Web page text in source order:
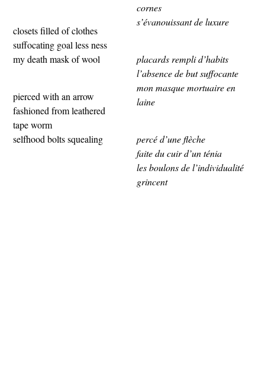
closets filled of clothes
suffocating goal less ness
my death mask of wool
pierced with an arrow
fashioned from leathered
tape worm
selfhood bolts squealing
cornes
s’évanouissant de luxure
placards rempli d’habits
l’absence de but suffocante
mon masque mortuaire en
laine
percé d’une flèche
faite du cuir d’un ténia
les boulons de l’individualité
grincent